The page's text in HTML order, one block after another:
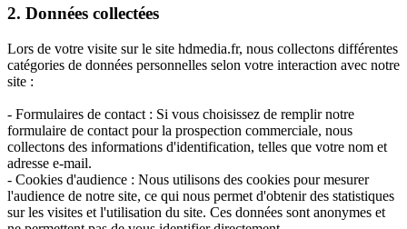
2. Données collectées
Lors de votre visite sur le site hdmedia.fr, nous collectons différentes
catégories de données personnelles selon votre interaction avec notre
site :
- Formulaires de contact : Si vous choisissez de remplir notre
formulaire de contact pour la prospection commerciale, nous
collectons des informations d'identification, telles que votre nom et
adresse e-mail.
- Cookies d'audience : Nous utilisons des cookies pour mesurer
l'audience de notre site, ce qui nous permet d'obtenir des statistiques
sur les visites et l'utilisation du site. Ces données sont anonymes et